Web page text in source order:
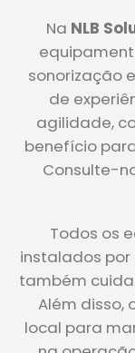
Na NLB
sonorização
de
agilidade,
benefício
Consulte-
Todos os
instalados por
também
Além disso,
local para